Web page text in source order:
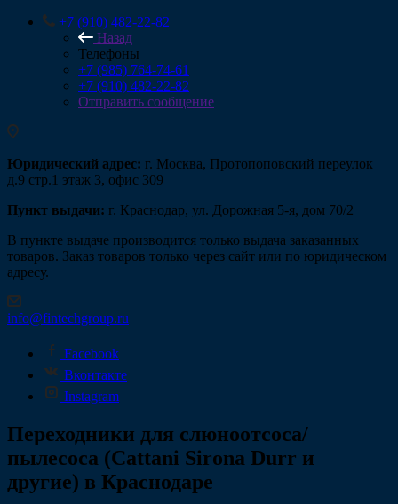
+7 (910) 482-22-82
Назад
Телефоны
+7 (985) 764-74-61
+7 (910) 482-22-82
Отправить сообщение
Юридический адрес: г. Москва, Протопоповский переулок
д.9 стр.1 этаж 3, офис 309
Пункт выдачи: г. Краснодар, ул. Дорожная 5-я, дом 70/2
В пункте выдаче производится только выдача заказанных
товаров. Заказ товаров только через сайт или по юридическом
адресу.
info@fintechgroup.ru
Facebook
Вконтакте
Instagram
Переходники для слюноотсоса/
пылесоса (Cattani Sirona Durr и
другие) в Краснодаре